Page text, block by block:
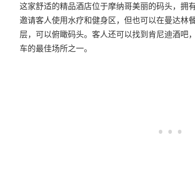
这家舒适的精品酒店位于摩纳哥美丽的码头，拥
邀请客人使用水疗和健身区，但也可以在曼达林
层，可以俯瞰码头。客人还可以找到肯尼迪酒吧
车的最佳场所之一。